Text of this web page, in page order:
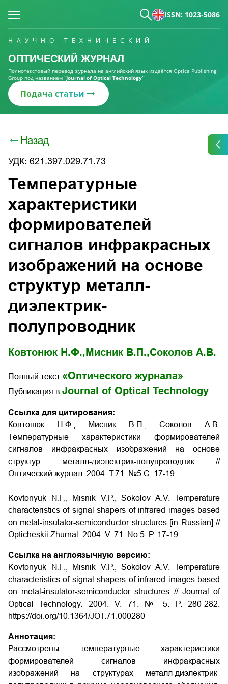
ISSN: 1023-5086
НАУЧНО-ТЕХНИЧЕСКИЙ
ОПТИЧЕСКИЙ ЖУРНАЛ
Полнотекстовый перевод журнала на английский язык издаётся Optica Publishing
Group под названием “Journal of Optical Technology“
Подача статьи
Назад
УДК: 621.397.029.71.73
Температурные
характеристики
формирователей
сигналов инфракрасных
изображений на основе
структур металл-
диэлектрик-
полупроводник
Ковтонюк Н.Ф., Мисник В.П.,Соколов А.В.
Полный текст «Оптического журнала»
Публикация в Journal of Optical Technology
Ссылка для цитирования:
Ковтонюк Н.Ф., Мисник В.П., Соколов А.В.
Температурные характеристики формирователей
сигналов инфракрасных изображений на основе
структур металл-диэлектрик-полупроводник //
Оптический журнал. 2004. Т.71. №5 С. 17-19.
Kovtonyuk N.F., Misnik V.P., Sokolov A.V. Temperature
characteristics of signal shapers of infrared images based
on metal-insulator-semiconductor structures [in Russian] //
Opticheskii Zhurnal. 2004. V. 71. No 5. P. 17-19.
Ссылка на англоязычную версию:
Kovtonyuk N.F., Misnik V.P., Sokolov A.V. Temperature
characteristics of signal shapers of infrared images based
on metal-insulator-semiconductor structures // Journal of
Optical Technology. 2004. V. 71. № 5. P. 280-282.
https://doi.org/10.1364/JOT.71.000280
Аннотация:
Рассмотрены температурные характеристики
формирователей сигналов инфракрасных
изображений на структурах металл-диэлектрик-